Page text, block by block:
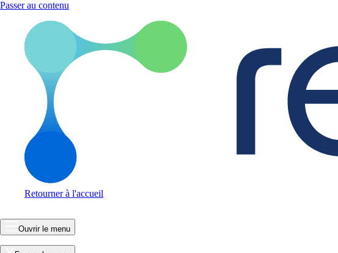
Passer au contenu
Retourner à l'accueil
Ouvrir le menu